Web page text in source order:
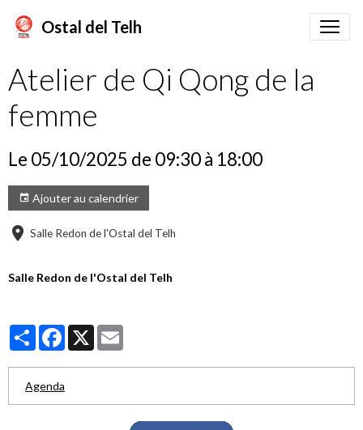
Ostal del Telh
Atelier de Qi Qong de la
femme
Le 05/10/2025 de 09:30à 18:00
Ajouter au calendrier
Salle Redon de l'Ostal del Telh
Salle Redon de l'Ostal del Telh
PartagerFacebook
X
Agenda